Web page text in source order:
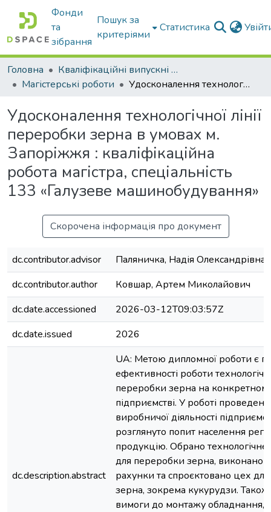
Фонди
та
зібрання
Пошук за
критеріями
Статистика
Головна
Кваліфікаційні випускні роботи бакалаврів і магістрів
Магістерські роботи
Удосконалення технологічної лінії переробки зерна в умовах м. Запоріжжя : кваліфікаційна робота магістра, спеціальність 133 «Галузеве машинобудування»
Удосконалення технологічної лінії
переробки зерна в умовах м.
Запоріжжя : кваліфікаційна
робота магістра, спеціальність
133 «Галузеве машинобудування»
Скорочена інформація про документ
dc.contributor.advisor
Паляничка, Надія Олександрівна
dc.contributor.author
Ковшар, Артем Миколайович
dc.date.accessioned
2026-03-12T09:03:57Z
dc.date.issued
2026
dc.description.abstract
UA: Метою дипломної роботи є
ефективності роботи
переробки зерна на
підприємстві. У роботі проведено
виробничої діяльності
розглянуто попит населення
продукцію. Обрано
для переробки зерна, виконано
рахунки та спроєктовано цех
зерна, зокрема кукурудзи.
вимоги до монтажу обладнання,